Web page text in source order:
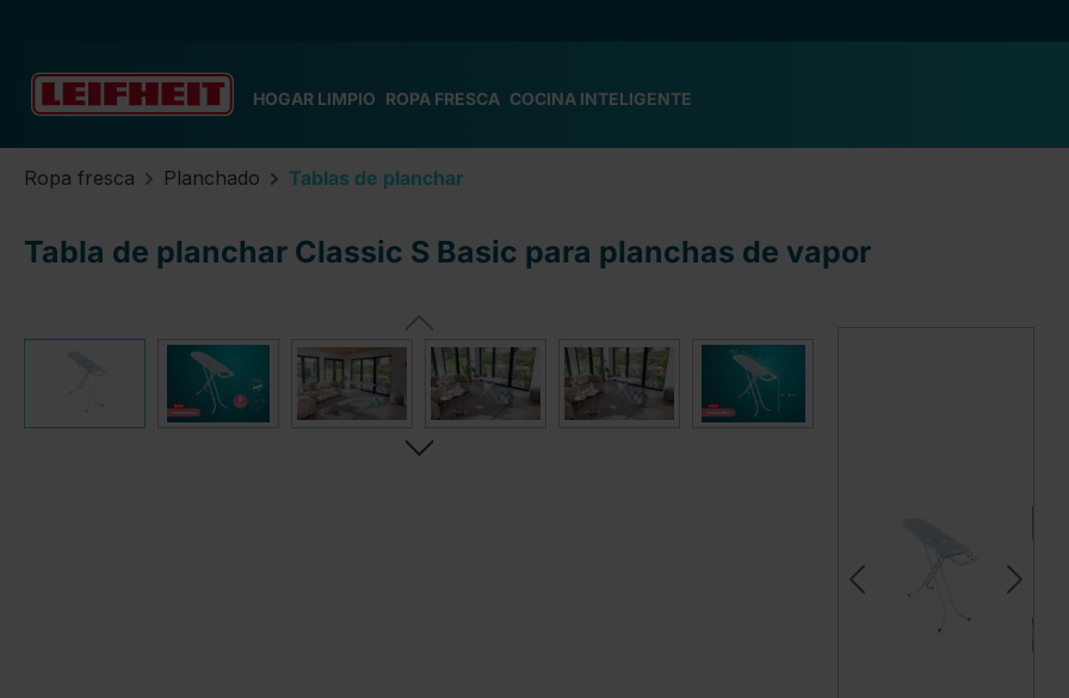
HOGAR LIMPIO ROPA FRESCA COCINA INTELIGENTE
Ropa fresca Planchado Tablas de planchar
Tabla de planchar Classic S Basic para planchas de vapor